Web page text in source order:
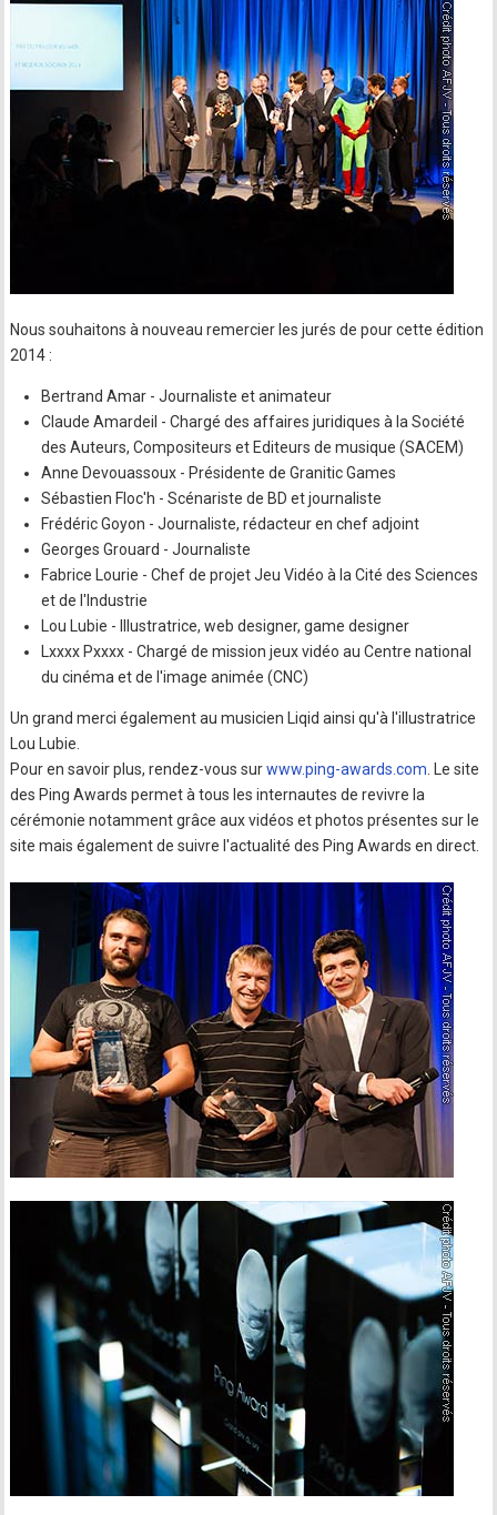
Nous souhaitons à nouveau remercier les jurés de pour cette édition
2014 :
Bertrand Amar - Journaliste et animateur
Claude Amardeil - Chargé des affaires juridiques à la Société
des Auteurs, Compositeurs et Editeurs de musique (SACEM)
Anne Devouassoux - Présidente de Granitic Games
Sébastien Floc'h - Scénariste de BD et journaliste
Frédéric Goyon - Journaliste, rédacteur en chef adjoint
Georges Grouard - Journaliste
Fabrice Lourie - Chef de projet Jeu Vidéo à la Cité des Sciences
et de l'Industrie
Lou Lubie - Illustratrice, web designer, game designer
Lxxxx Pxxxx - Chargé de mission jeux vidéo au Centre national
du cinéma et de l'image animée (CNC)
Un grand merci également au musicien Liqid ainsi qu'à l'illustratrice
Lou Lubie.
Pour en savoir plus, rendez-vous surwww.ping-awards.com . Le site
des Ping Awards permet à tous les internautes de revivre la
cérémonie notamment grâce aux vidéos et photos présentes sur le
site mais également de suivre l'actualité des Ping Awards en direct.